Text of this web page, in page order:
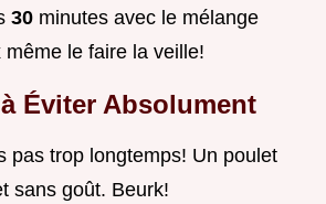
30 minutes avec le mélange
le faire la veille!
Éviter Absolument
pas trop longtemps! Un poulet
sans goût. Beurk!